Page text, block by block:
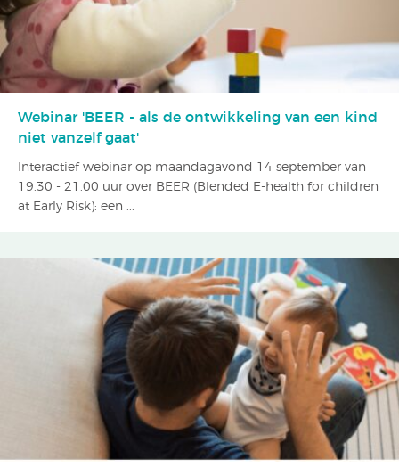
Webinar 'BEER - als de ontwikkeling van een kind
niet vanzelf gaat'
Interactief webinar op maandagavond 14 september van
19.30 - 21.00 uur over BEER (Blended E-health for children
at Early Risk): een ...